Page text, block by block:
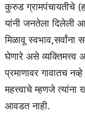
कुरुड ग्रामपंचायतीचे
यांनी जनतेला दिलेली
मिळावू
घेणारे असे व्यक्तिमत्त्व
प्रमाणावर गावातच
महत्त्वाचे म्हणजे
आवडत नाही.